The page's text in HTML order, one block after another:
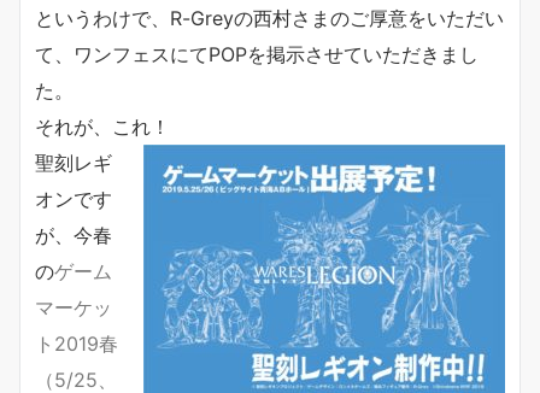
というわけで、R-Greyの西村さまのご厚意をいただい
て、ワンフェスにてPOPを掲示させていただきまし
た。
それが、これ！
聖刻レギ
オンです
が、今春
のゲーム
マーケッ
ト2019春
（5/25、